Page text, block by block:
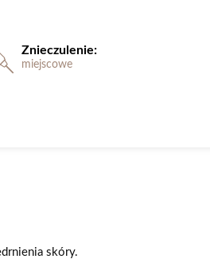
Znieczulenie:
miejscowe
skóry.